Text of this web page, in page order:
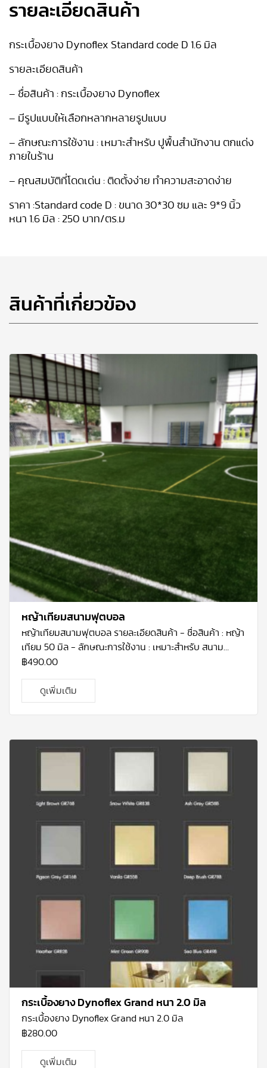
รายละเอียดสินค้า
กระเบื้องยาง Dynoflex Standard code D 1.6 มิล
รายละเอียดสินค้า
– ชื่อสินค้า : กระเบื้องยาง Dynoflex
– มีรูปแบบให้เลือกหลากหลายรูปแบบ
– ลักษณะการใช้งาน : เหมาะสำหรับ ปูพื้นสำนักงาน ตกแด่ง
ภายในร้าน
– คุณสมบัติที่โดดเด่น : ติดตั้งง่าย ทำความสะอาดง่าย
ราคา :Standard code D : ขนาด 30*30 ซม และ 9*9 นิ้ว
หนา 1.6 มิล : 250 บาท/ตร.ม
สินค้าที่เกี่ยวข้อง
หญ้าเทียมสนามฟุตบอล
หญ้าเทียมสนามฟุตบอล รายละเอียดสินค้า - ชื่อสินค้า : หญ้า
เทียม 50 มิล - ลักษณะการใช้งาน : เหมาะสำหรับ สนาม
ฟุตบอล -
490บาท/ตรม
฿490.00
ดูเพิ่มเติม
กระเบื้องยาง Dynoflex Grand หนา 2.0 มิล
กระเบื้องยาง Dynoflex Grand หนา 2.0 มิล
฿280.00
ดูเพิ่มเติม